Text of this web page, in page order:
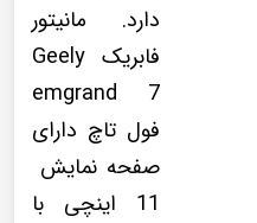
دارد. مانیتور
فابریک Geely
emgrand 7
فول تاچ دارای
صفحه نمایش
11 اینچی با